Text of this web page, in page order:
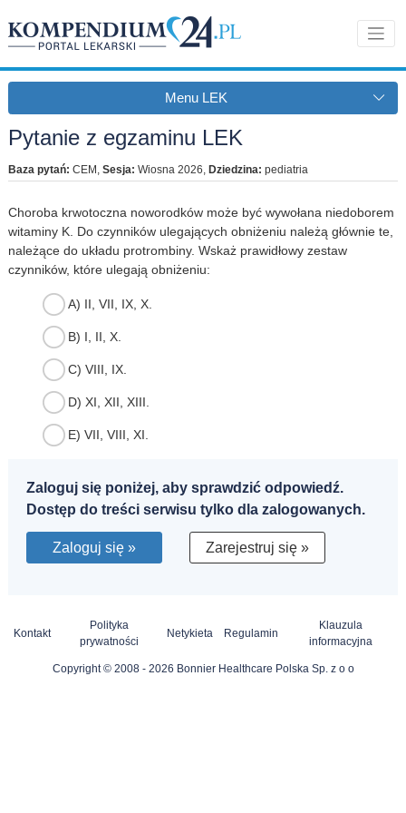
Menu LEK
Pytanie z egzaminu LEK
Baza pytań: CEM , Sesja: Wiosna 2026, Dziedzina: pediatria
Choroba krwotoczna noworodków może być wywołana niedoborem
witaminy K. Do czynników ulegających obniżeniu należą głównie te,
należące do układu protrombiny. Wskaż prawidłowy zestaw
czynników, które ulegają obniżeniu:
A) II, VII, IX, X.
B) I, II, X.
C) VIII, IX.
D) XI, XII, XIII.
E) VII, VIII, XI.
Zaloguj się poniżej, aby sprawdzić odpowiedź.
Dostęp do treści serwisu tylko dla zalogowanych.
Zaloguj się » Zarejestruj się »
Kontakt
Polityka
prywatności
Netykieta Regulamin
Klauzula
informacyjna
Copyright © 2008 - 2026 Bonnier Healthcare Polska Sp. z o o